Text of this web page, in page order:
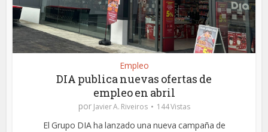
Empleo
DIA publica nuevas ofertas de
empleo en abril
por Javier A. Riveiros 144 Vistas
El Grupo DIA ha lanzado una nueva campaña de